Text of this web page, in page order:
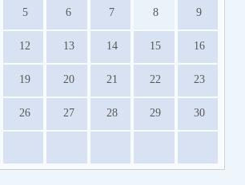
5 6 7 8 9
12 13 14 15 16
19 20 21 22 23
26 27 28 29 30